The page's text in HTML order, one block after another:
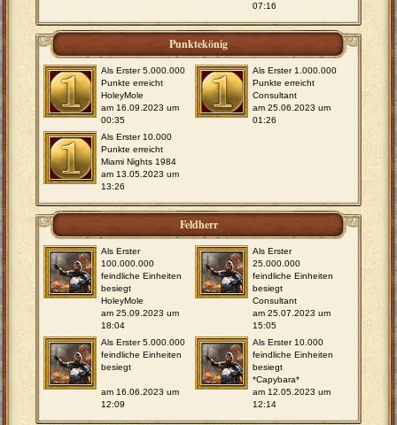
07:16
Punktekönig
Als Erster 5.000.000
Punkte erreicht
HoleyMole
am 16.09.2023 um
00:35
Als Erster 1.000.000
Punkte erreicht
Consultant
am 25.06.2023 um
01:26
Als Erster 10.000
Punkte erreicht
Miami Nights 1984
am 13.05.2023 um
13:26
Feldherr
Als Erster
100.000.000
feindliche Einheiten
besiegt
HoleyMole
am 25.09.2023 um
18:04
Als Erster
25.000.000
feindliche Einheiten
besiegt
Consultant
am 25.07.2023 um
15:05
Als Erster 5.000.000
feindliche Einheiten
besiegt
am 16.06.2023 um
12:09
Als Erster 10.000
feindliche Einheiten
besiegt
*Capybara*
am 12.05.2023 um
12:14